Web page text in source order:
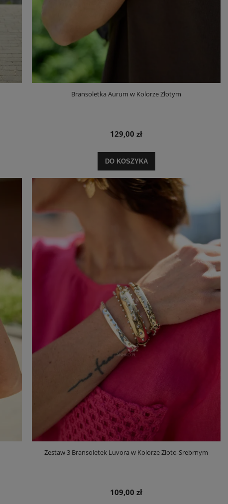
Bransoletka Aurum w Kolorze Złotym
129,00 zł
DO KOSZYKA
Zestaw 3 Bransoletek Luvora w Kolorze Złoto-Srebrnym
109,00 zł